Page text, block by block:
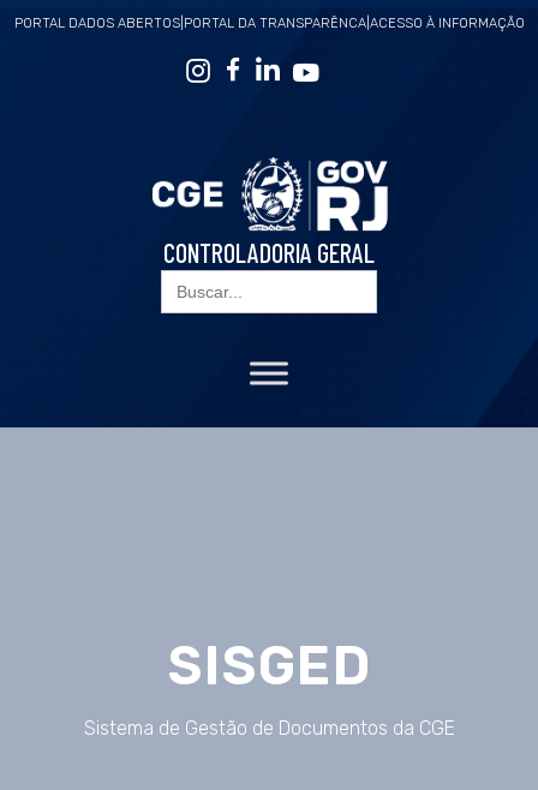
PORTAL DADOS ABERTOS| PORTAL DA TRANSPARÊNCA| ACESSO À INFORMAÇÃO
CONTROLADORIA GERAL
Search
for:
SISGED
Sistema de Gestão de Documentos da CGE